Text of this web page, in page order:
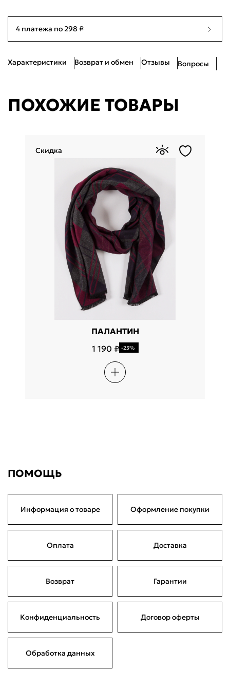
4 платежа по 298 ₽
Характеристики Возврат и обмен Отзывы Вопросы
ПОХОЖИЕ ТОВАРЫ
ПАЛАНТИН
1 190 ₽ -25%
Скидка
ПОМОЩЬ
Информация о товаре Оформление покупки
Оплата Доставка
Возврат Гарантии
Конфиденциальность Договор оферты
Обработка данных